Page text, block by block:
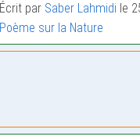
Écrit par Saber Lahmidi le
Poème sur la Nature